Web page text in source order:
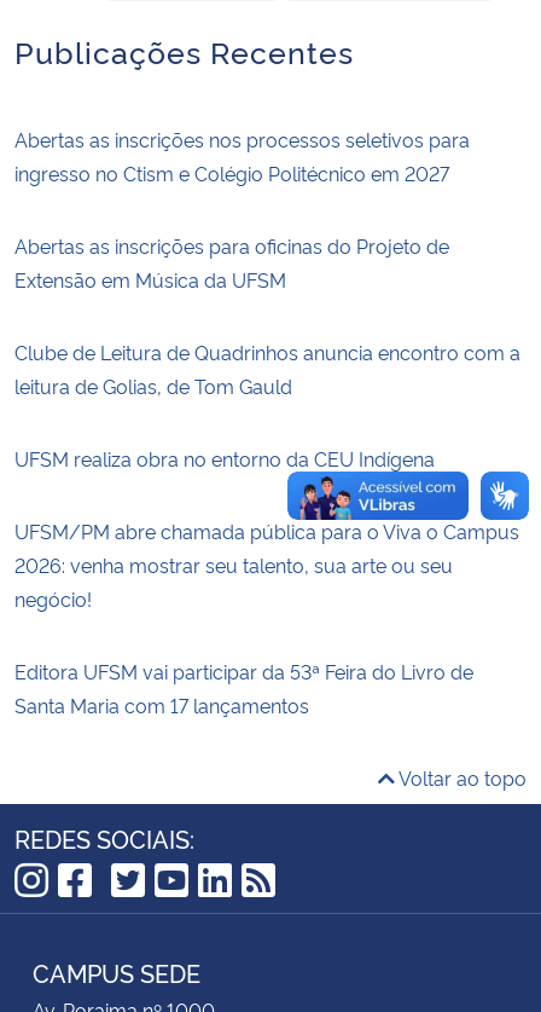
Advocacia-Geral da União
Planalto
Publicações Recentes
Abertas as inscrições nos processos seletivos para
ingresso no Ctism e Colégio Politécnico em 2027
Abertas as inscrições para oficinas do Projeto de
Extensão em Música da UFSM
Clube de Leitura de Quadrinhos anuncia encontro com a
leitura de Golias, de Tom Gauld
UFSM realiza obra no entorno da CEU Indígena
UFSM/PM abre chamada pública para o Viva o Campus
2026: venha mostrar seu talento, sua arte ou seu
negócio!
Editora UFSM vai participar da 53ª Feira do Livro de
Santa Maria com 17 lançamentos
Voltar ao topo
REDES SOCIAIS:
Instagram
Facebook
TikTok
Twitter
YouTube
LinkedIn
RSS
CAMPUS SEDE